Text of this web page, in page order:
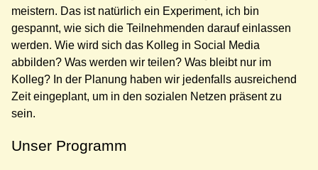
meistern. Das ist natürlich ein Experiment, ich bin
gespannt, wie sich die Teilnehmenden darauf einlassen
werden. Wie wird sich das Kolleg in Social Media
abbilden? Was werden wir teilen? Was bleibt nur im
Kolleg? In der Planung haben wir jedenfalls ausreichend
Zeit eingeplant, um in den sozialen Netzen präsent zu
sein.
Unser Programm